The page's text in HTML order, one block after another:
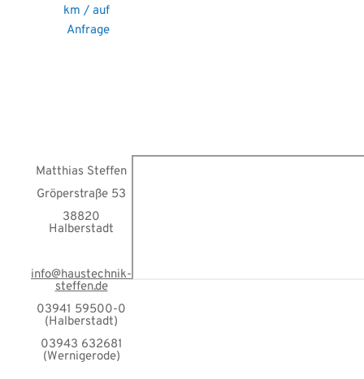
km / auf
Anfrage
Matthias Steffen
Gröperstraße 53
38820
Halberstadt
info@haustechnik-
steffen.de
03941 59500-0
(Halberstadt)
03943 632681
(Wernigerode)